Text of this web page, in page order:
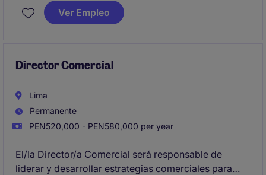
incluyendo la administración de la herramienta de
tickets, canales de servicio, así como la gestión y
desempeño operativo y satisfacción del negocio.
Ver Empleo
Director Comercial
Lima
Permanente
PEN520,000 - PEN580,000 per year
El/la Director/a Comercial será responsable de
liderar y desarrollar estrategias comerciales para